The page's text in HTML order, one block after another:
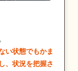
い状態でもかま
、状況を把握さ